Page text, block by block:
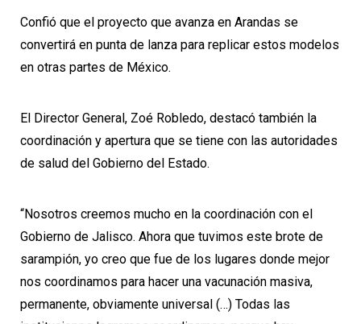
Confió que el proyecto que avanza en Arandas se
convertirá en punta de lanza para replicar estos modelos
en otras partes de México.
El Director General, Zoé Robledo, destacó también la
coordinación y apertura que se tiene con las autoridades
de salud del Gobierno del Estado.
“Nosotros creemos mucho en la coordinación con el
Gobierno de Jalisco. Ahora que tuvimos este brote de
sarampión, yo creo que fue de los lugares donde mejor
nos coordinamos para hacer una vacunación masiva,
permanente, obviamente universal (…) Todas las